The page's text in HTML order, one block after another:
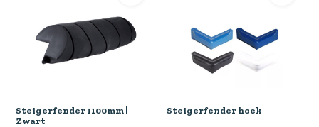
Steigerfender 1100mm |
Zwart
Steigerfender hoek